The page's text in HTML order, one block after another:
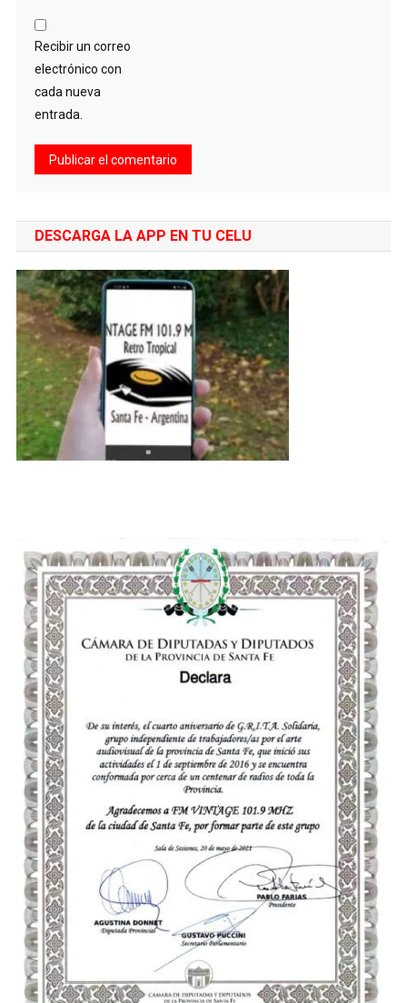
Recibir un correo
electrónico con
cada nueva
entrada.
DESCARGA LA APP EN TU CELU